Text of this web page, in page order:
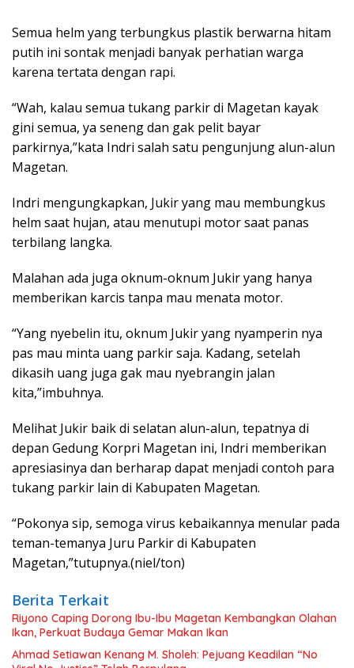
Semua helm yang terbungkus plastik berwarna hitam
putih ini sontak menjadi banyak perhatian warga
karena tertata dengan rapi.
“Wah, kalau semua tukang parkir di Magetan kayak
gini semua, ya seneng dan gak pelit bayar
parkirnya,”kata Indri salah satu pengunjung alun-alun
Magetan.
Indri mengungkapkan, Jukir yang mau membungkus
helm saat hujan, atau menutupi motor saat panas
terbilang langka.
Malahan ada juga oknum-oknum Jukir yang hanya
memberikan karcis tanpa mau menata motor.
“Yang nyebelin itu, oknum Jukir yang nyamperin nya
pas mau minta uang parkir saja. Kadang, setelah
dikasih uang juga gak mau nyebrangin jalan
kita,”imbuhnya.
Melihat Jukir baik di selatan alun-alun, tepatnya di
depan Gedung Korpri Magetan ini, Indri memberikan
apresiasinya dan berharap dapat menjadi contoh para
tukang parkir lain di Kabupaten Magetan.
“Pokonya sip, semoga virus kebaikannya menular pada
teman-temanya Juru Parkir di Kabupaten
Magetan,”tutupnya.(niel/ton)
Berita Terkait
Riyono Caping Dorong Ibu-Ibu Magetan Kembangkan Olahan
Ikan, Perkuat Budaya Gemar Makan Ikan
Ahmad Setiawan Kenang M. Sholeh: Pejuang Keadilan “No